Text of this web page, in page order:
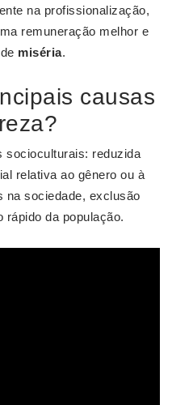
na profissionalização,
remuneração melhor e
miséria.
causas
socioculturais: reduzida
relativa ao gênero ou à
na sociedade, exclusão
da população.